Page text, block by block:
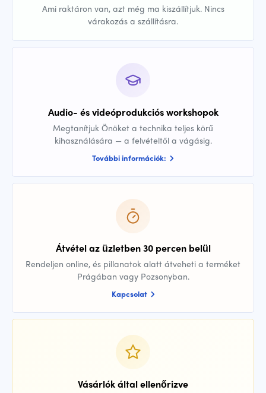
Ami raktáron van, azt még ma kiszállítjuk. Nincs
várakozás a szállításra.
Audio- és videóprodukciós workshopok
Megtanítjuk Önöket a technika teljes körű
kihasználására — a felvételtől a vágásig.
További információk:
Átvétel az üzletben 30 percen belül
Rendeljen online, és pillanatok alatt átveheti a terméket
Prágában vagy Pozsonyban.
Kapcsolat
Vásárlók által ellenőrizve